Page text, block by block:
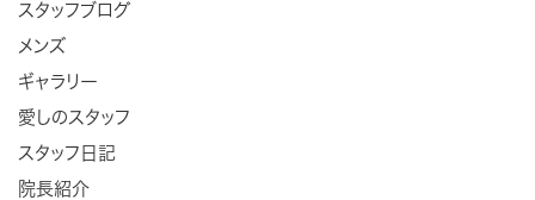
スタッフブログ
メンズ
ギャラリー
愛しのスタッフ
スタッフ日記
院長紹介